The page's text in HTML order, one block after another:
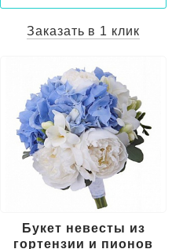
Заказать в 1 клик
Букет невесты из
гортензии и пионов